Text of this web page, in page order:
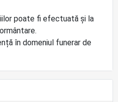
poate fi efectuată și la
în domeniul funerar de